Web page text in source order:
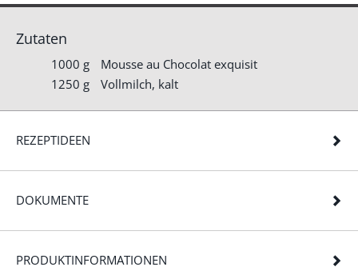
Zutaten
1000 g
Mousse au Chocolat exquisit
1250 g
Vollmilch, kalt
REZEPTIDEEN
DOKUMENTE
PRODUKTINFORMATIONEN